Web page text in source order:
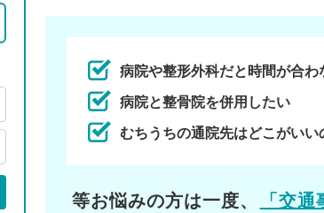
病院や整形外科だと時間が合わ
病院と整骨院を併用したい
むちうちの通院先はどこがいい
等お悩みの方は一度、 「交